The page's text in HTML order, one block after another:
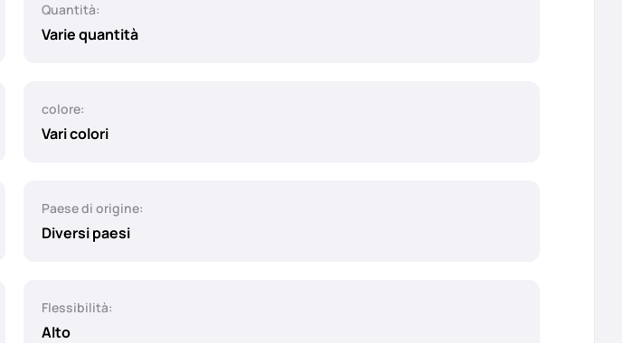
Quantità:
Varie quantità
colore:
Vari colori
Paese di origine:
Diversi paesi
Flessibilità:
Alto